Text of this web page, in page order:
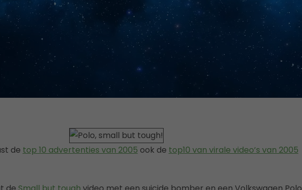
de top 10 advertenties van 2005 ook de top10 van virale video’s van 2005